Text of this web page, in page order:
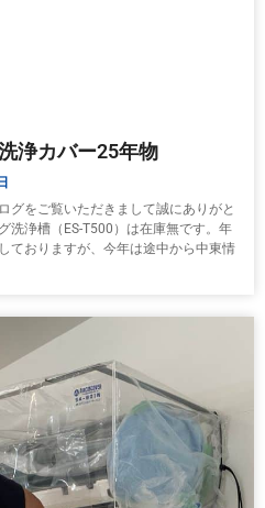
浄カバー25年物
グをご覧いただきまして誠にありがと
洗浄槽（ES-T500）は在庫無です。年
ておりますが、今年は途中から中東情